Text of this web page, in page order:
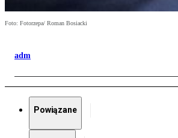
Foto: Fotorzepa/ Roman Bosiacki
adm
Powiązane